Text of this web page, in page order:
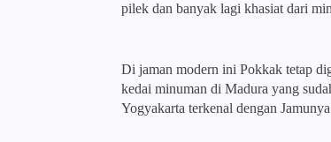
pilek dan banyak lagi khasiat dari
Di jaman modern ini Pokkak tetap
kedai minuman di Madura yang
Yogyakarta terkenal dengan